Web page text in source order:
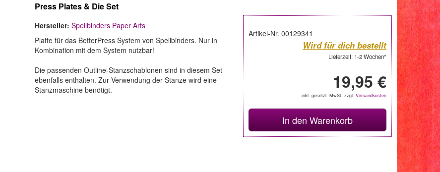
Press Plates & Die Set
Artikel-Nr. 00129341
Wird für dich bestellt
Lieferzeit: 1-2 Wochen*
19,95 €
inkl. gesetzl. MwSt, zzgl. Versandkosten
In den Warenkorb
Hersteller: Spellbinders Paper Arts
Platte für das BetterPress System von Spellbinders. Nur in
Kombination mit dem System nutzbar!
Die passenden Outline-Stanzschablonen sind in diesem Set
ebenfalls enthalten. Zur Verwendung der Stanze wird eine
Stanzmaschine benötigt.